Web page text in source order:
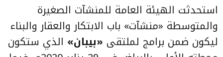
استحدثت الهيئة العامة للمنشآت الصغيرة
والمتوسطة «منشآت» باب الابتكار والعقار والبناء
ليكون ضمن برامج لملتقى «بيبان» الذي ستكون